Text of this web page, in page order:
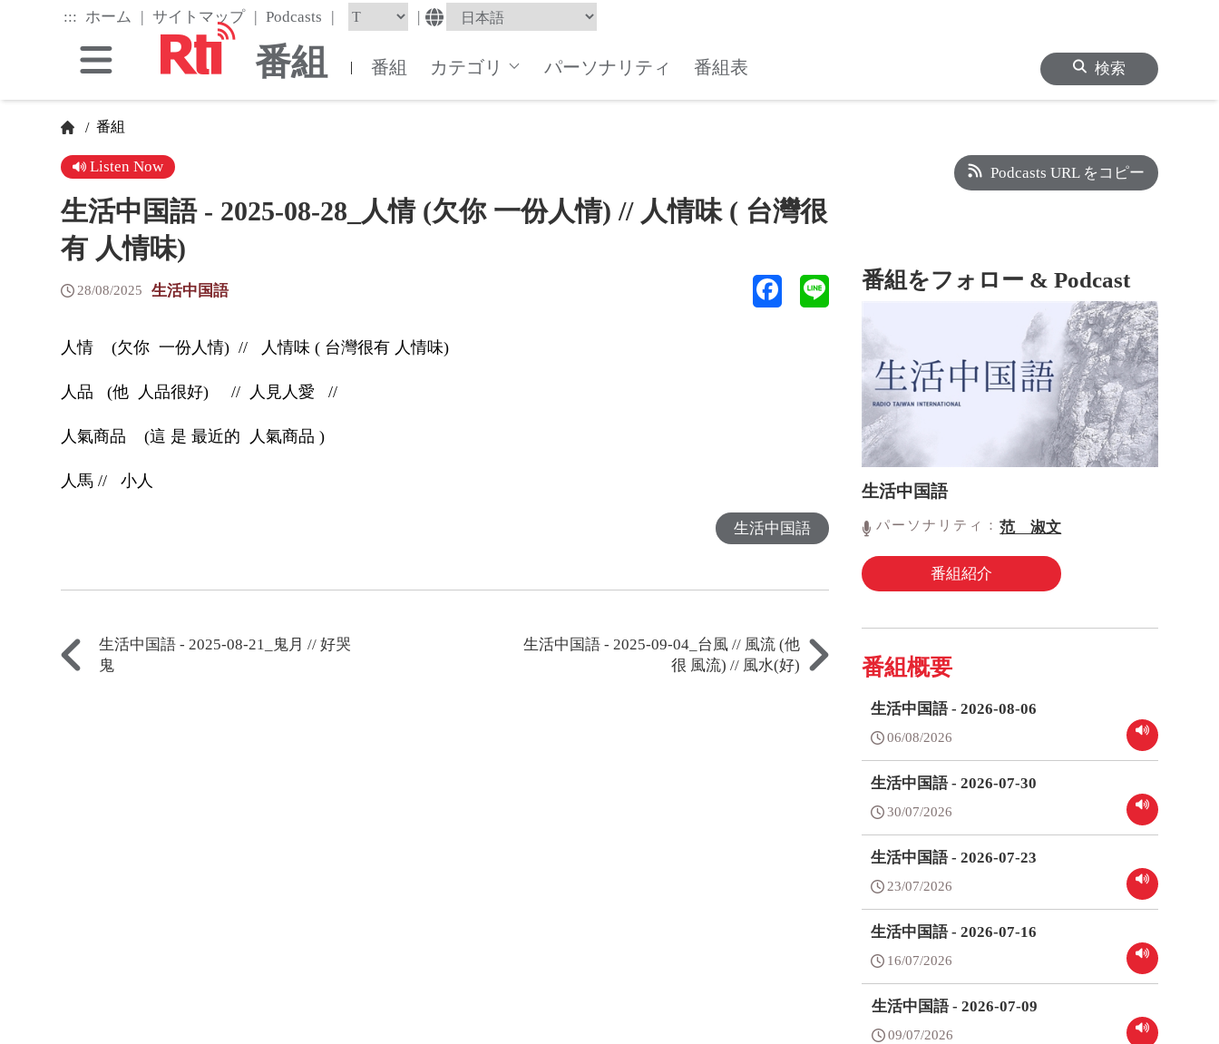
::: ホーム | サイトマップ | Podcasts | |
番組 | 番組 カテゴリ パーソナリティ 番組表 検索
/ 番組
Listen Now
生活中国語 - 2025-08-28_人情 (欠你 一份人情) // 人情味 ( 台灣很
有 人情味)
28/08/2025 生活中国語
人情 (欠你 一份人情) // 人情味 ( 台灣很有 人情味)
人品 (他 人品很好) // 人見人愛 //
人氣商品 (這 是 最近的 人氣商品)
人馬// 小人
生活中国語
生活中国語 - 2025-08-21_鬼月 // 好哭
鬼
生活中国語 - 2025-09-04_台風 // 風流 (他
很 風流) // 風水(好)
Podcasts URL をコピー
番組をフォロー & Podcast
生活中国語
パーソナリティ：范 淑文
番組紹介
番組概要
生活中国語 - 2026-08-06
06/08/2026
生活中国語 - 2026-07-30
30/07/2026
生活中国語 - 2026-07-23
23/07/2026
生活中国語 - 2026-07-16
16/07/2026
生活中国語 - 2026-07-09
09/07/2026